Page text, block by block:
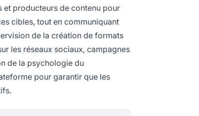
et producteurs de contenu pour
cibles, tout en communiquant
de la création de formats
les réseaux sociaux, campagnes
de la psychologie du
pour garantir que les